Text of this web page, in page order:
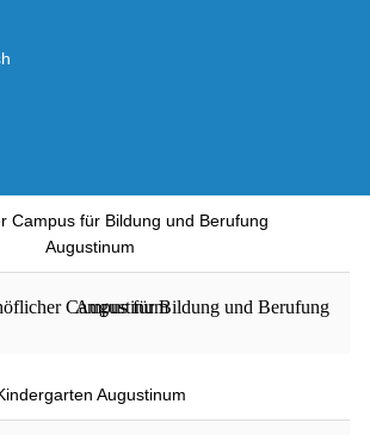
Campus für Bildung und Berufung
Augustinum
Augustinum